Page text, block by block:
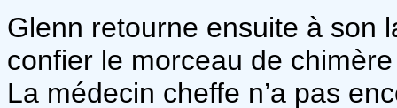
Glenn retourne ensuite à son
confier le morceau de
La médecin cheffe n’a pas